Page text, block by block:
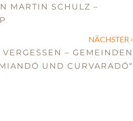
MARTIN SCHULZ –
NÄCHSTER ›
– GEMEINDEN
UND CURVARADÓ“